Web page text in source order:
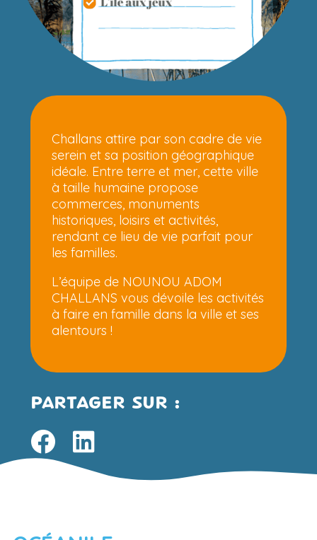
Challans attire par son cadre de vie
serein et sa position géographique
idéale. Entre terre et mer, cette ville
à taille humaine propose
commerces, monuments
historiques, loisirs et activités,
rendant ce lieu de vie parfait pour
les familles.
L’équipe de NOUNOU ADOM
CHALLANS vous dévoile les activités
à faire en famille dans la ville et ses
alentours !
PARTAGER SUR :